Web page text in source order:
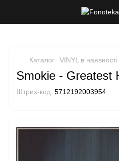
Каталог VINYL в наявності
Smokie - Greatest
Штрих-код: 5712192003954